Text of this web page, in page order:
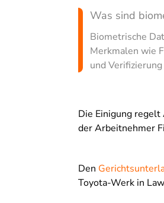
Was sind
Biometrische
Merkmalen wie
und
Die Einigung
der Arbeitnehmer
Den
Toyota-Werk in